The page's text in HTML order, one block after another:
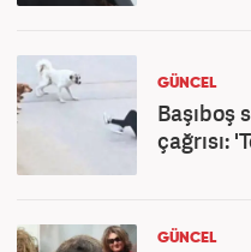
GÜNCEL
Başıboş
çağrısı:
GÜNCEL